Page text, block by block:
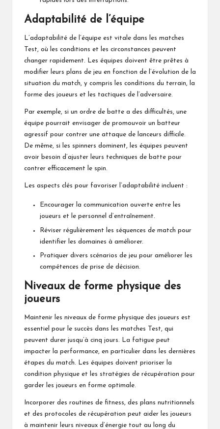
Adaptabilité de l’équipe
L’adaptabilité de l’équipe est vitale dans les matches
Test, où les conditions et les circonstances peuvent
changer rapidement. Les équipes doivent être prêtes à
modifier leurs plans de jeu en fonction de l’évolution de la
situation du match, y compris les conditions du terrain, la
forme des joueurs et les tactiques de l’adversaire.
Par exemple, si un ordre de batte a des difficultés, une
équipe pourrait envisager de promouvoir un batteur
agressif pour contrer une attaque de lanceurs difficile.
De même, si les spinners dominent, les équipes peuvent
avoir besoin d’ajuster leurs techniques de batte pour
contrer efficacement le spin.
Les aspects clés pour favoriser l’adaptabilité incluent :
Encourager la communication ouverte entre les
joueurs et le personnel d’entraînement.
Réviser régulièrement les séquences de match pour
identifier les domaines à améliorer.
Pratiquer divers scénarios de jeu pour améliorer les
compétences de prise de décision.
Niveaux de forme physique des
joueurs
Maintenir les niveaux de forme physique des joueurs est
essentiel pour le succès dans les matches Test, qui
peuvent durer jusqu’à cinq jours. La fatigue peut
impacter la performance, en particulier dans les dernières
étapes du match. Les équipes doivent prioriser la
condition physique et les stratégies de récupération pour
garder les joueurs en forme optimale.
Incorporer des routines de fitness, des plans nutritionnels
et des protocoles de récupération peut aider les joueurs
à maintenir leurs niveaux d’énergie tout au long du